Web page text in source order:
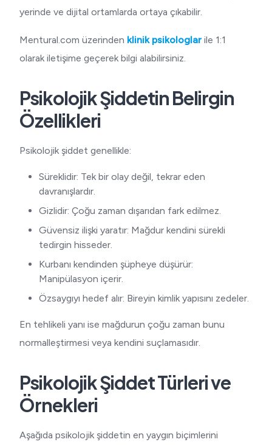
yerinde ve dijital ortamlarda ortaya çıkabilir.
Mentural.com üzerinden klinik psikologlar ile 1:1
olarak iletişime geçerek bilgi alabilirsiniz.
Psikolojik Şiddetin Belirgin
Özellikleri
Psikolojik şiddet genellikle:
Süreklidir: Tek bir olay değil, tekrar eden
davranışlardır.
Gizlidir: Çoğu zaman dışarıdan fark edilmez.
Güvensiz ilişki yaratır: Mağdur kendini sürekli
tedirgin hisseder.
Kurbanı kendinden şüpheye düşürür:
Manipülasyon içerir.
Özsaygıyı hedef alır: Bireyin kimlik yapısını zedeler.
En tehlikeli yanı ise mağdurun çoğu zaman bunu
normalleştirmesi veya kendini suçlamasıdır.
Psikolojik Şiddet Türleri ve
Örnekleri
Aşağıda psikolojik şiddetin en yaygın biçimlerini